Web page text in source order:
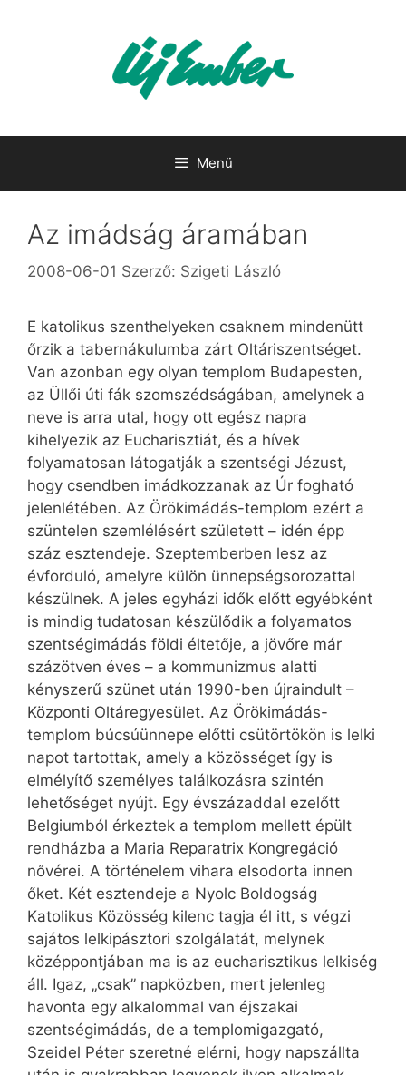
Menü
Az imádság áramában
2008-06-01 Szerző: Szigeti László
E katolikus szenthelyeken csaknem mindenütt
őrzik a tabernákulumba zárt Oltáriszentséget.
Van azonban egy olyan templom Budapesten,
az Üllői úti fák szomszédságában, amelynek a
neve is arra utal, hogy ott egész napra
kihelyezik az Eucharisztiát, és a hívek
folyamatosan látogatják a szentségi Jézust,
hogy csendben imádkozzanak az Úr fogható
jelenlétében. Az Örökimádás-templom ezért a
szüntelen szemlélésért született – idén épp
száz esztendeje. Szeptemberben lesz az
évforduló, amelyre külön ünnepségsorozattal
készülnek. A jeles egyházi idők előtt egyébként
is mindig tudatosan készülődik a folyamatos
szentségimádás földi éltetője, a jövőre már
százötven éves – a kommunizmus alatti
kényszerű szünet után 1990-ben újraindult –
Központi Oltáregyesület. Az Örökimádás-
templom búcsúünnepe előtti csütörtökön is lelki
napot tartottak, amely a közösséget így is
elmélyítő személyes találkozásra szintén
lehetőséget nyújt. Egy évszázaddal ezelőtt
Belgiumból érkeztek a templom mellett épült
rendházba a Maria Reparatrix Kongregáció
nővérei. A történelem vihara elsodorta innen
őket. Két esztendeje a Nyolc Boldogság
Katolikus Közösség kilenc tagja él itt, s végzi
sajátos lelkipásztori szolgálatát, melynek
középpontjában ma is az eucharisztikus lelkiség
áll. Igaz, „csak” napközben, mert jelenleg
havonta egy alkalommal van éjszakai
szentségimádás, de a templomigazgató,
Szeidel Péter szeretné elérni, hogy napszállta